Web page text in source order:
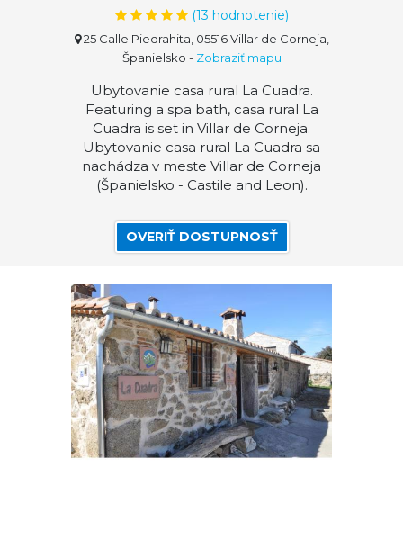
(13 hodnotenie)
25 Calle Piedrahita, 05516 Villar de Corneja,
Španielsko - Zobraziť mapu
Ubytovanie casa rural La Cuadra.
Featuring a spa bath, casa rural La
Cuadra is set in Villar de Corneja.
Ubytovanie casa rural La Cuadra sa
nachádza v meste Villar de Corneja
(Španielsko - Castile and Leon).
OVERIŤ DOSTUPNOSŤ